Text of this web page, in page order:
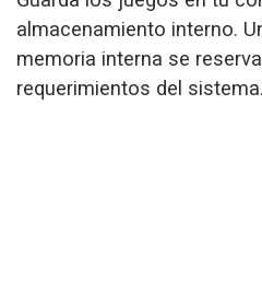
almacenamiento interno.
memoria interna se
requerimientos del sistema.